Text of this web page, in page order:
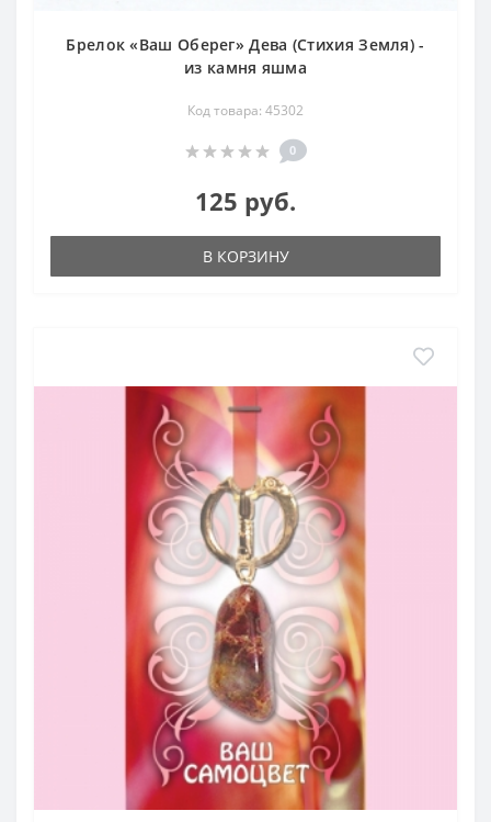
Брелок «Ваш Оберег» Дева (Стихия Земля) -
из камня яшма
Код товара: 45302
0
125 руб.
В КОРЗИНУ